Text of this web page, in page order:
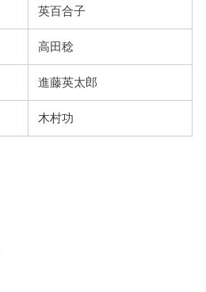
英百合子
高田稔
進藤英太郎
木村功